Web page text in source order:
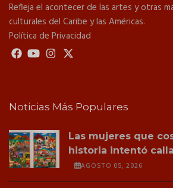
Refleja el acontecer de las artes y otras
culturales del Caribe y las Américas.
Política de Privacidad
Noticias Más Populares
Las mujeres que
historia intentó
AGOSTO 05, 2026